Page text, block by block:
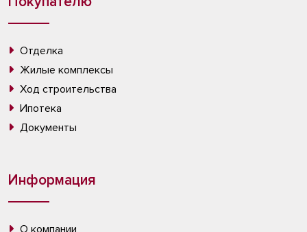
Отделка
Жилые комплексы
Ход строительства
Ипотека
Документы
Информация
О компании